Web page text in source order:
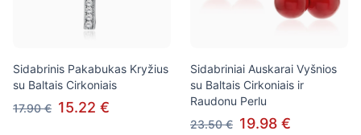
Sidabrinis Pakabukas Kryžius
su Baltais Cirkoniais
17.90 € 15.22 €
Sidabriniai Auskarai Vyšnios
su Baltais Cirkoniais ir
Raudonu Perlu
23.50 € 19.98 €